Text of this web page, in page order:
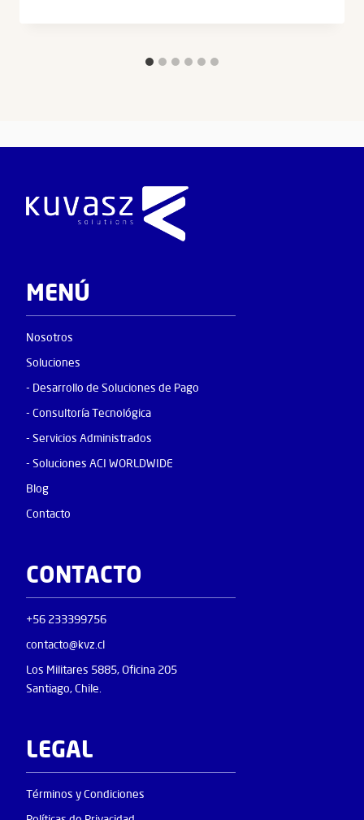
MENÚ
Nosotros
Soluciones
- Desarrollo de Soluciones de Pago
- Consultoría Tecnológica
- Servicios Administrados
- Soluciones ACI WORLDWIDE
Blog
Contacto
CONTACTO
+56 233399756
contacto@kvz.cl
Los Militares 5885, Oficina 205
Santiago, Chile.
LEGAL
Términos y Condiciones